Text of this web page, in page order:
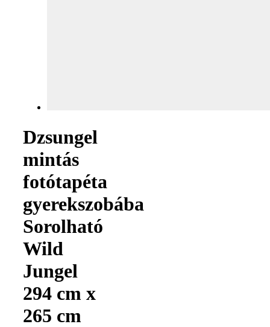
Dzsungel
mintás
fotótapéta
gyerekszobába
Sorolható
Wild
Jungel
294 cm x
265 cm